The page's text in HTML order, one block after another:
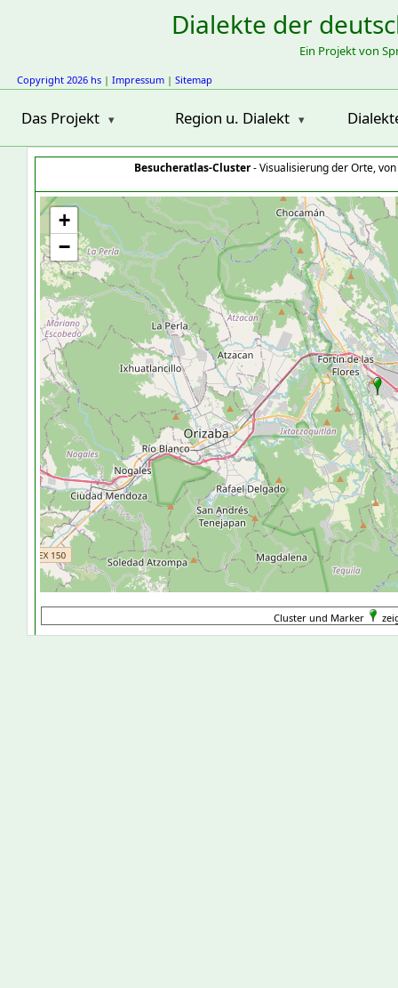
Dialekte der
Ein Projekt von
Copyright 2026 hs | Impressum | Sitemap
Das Projekt Region u. Dialekt
Besucheratlas-Cluster- Visualisierung der Orte,
+
−
Cluster und Marker